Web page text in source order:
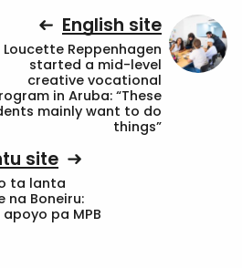
English site
Loucette Reppenhagen
started a mid-level
creative vocational
in Aruba: “These
mainly want to do
things”
site
ta lanta
na Boneiru:
pa MPB